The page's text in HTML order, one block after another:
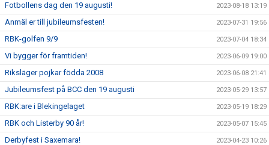
Fotbollens dag den 19 augusti! 2023-08-18 13:19
Anmäl er till jubileumsfesten! 2023-07-31 19:56
RBK-golfen 9/9 2023-07-04 18:34
Vi bygger för framtiden! 2023-06-09 19:00
Riksläger pojkar födda 2008 2023-06-08 21:41
Jubileumsfest på BCC den 19 augusti 2023-05-29 13:57
RBK:are i Blekingelaget 2023-05-19 18:29
RBK och Listerby 90 år! 2023-05-07 15:45
Derbyfest i Saxemara! 2023-04-23 10:26